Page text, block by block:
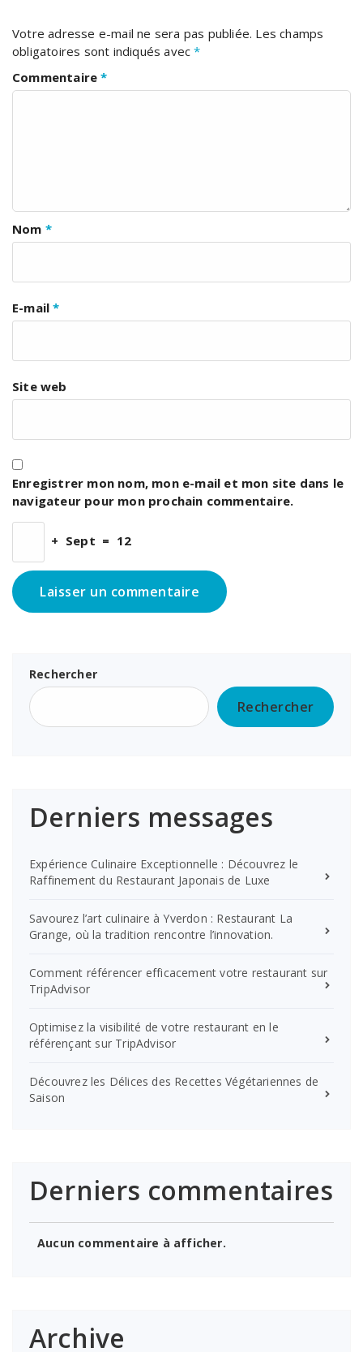
Votre adresse e-mail ne sera pas publiée. Les champs
obligatoires sont indiqués avec*
Commentaire*
Nom *
E-mail*
Site web
Enregistrer mon nom, mon e-mail et mon site dans le
navigateur pour mon prochain commentaire.
+ Sept = 12
Rechercher
Rechercher
Derniers messages
Expérience Culinaire Exceptionnelle : Découvrez le
Raffinement du Restaurant Japonais de Luxe
Savourez l’art culinaire à Yverdon : Restaurant La
Grange, où la tradition rencontre l’innovation.
Comment référencer efficacement votre restaurant sur
TripAdvisor
Optimisez la visibilité de votre restaurant en le
référençant sur TripAdvisor
Découvrez les Délices des Recettes Végétariennes de
Saison
Derniers commentaires
Aucun commentaire à afficher.
Archive